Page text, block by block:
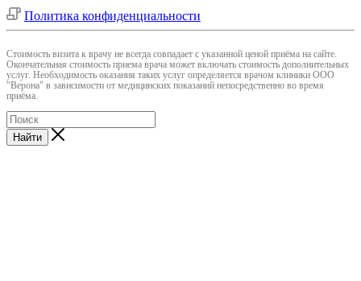
Политика конфиденциальности
Cтоимость визита к врачу не всегда совпадает с указанной ценой приёма на сайте.
Окончательная стоимость приема врача может включать стоимость дополнительных
услуг. Необходимость оказания таких услуг определяется врачом клиники ООО
"Верона" в зависимости от медицинских показаний непосредственно во время
приёма.
Найти